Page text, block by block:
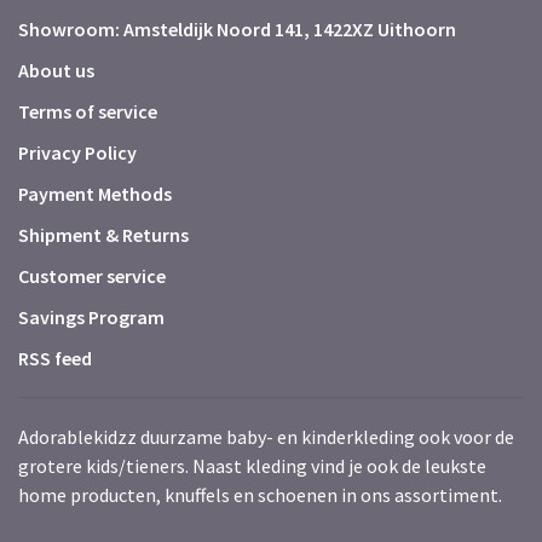
Showroom: Amsteldijk Noord 141, 1422XZ Uithoorn
About us
Terms of service
Privacy Policy
Payment Methods
Shipment & Returns
Customer service
Savings Program
RSS feed
Adorablekidzz duurzame baby- en kinderkleding ook voor de
grotere kids/tieners. Naast kleding vind je ook de leukste
home producten, knuffels en schoenen in ons assortiment.